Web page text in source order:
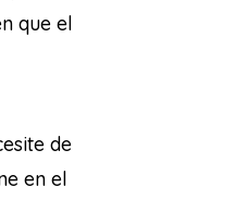
que el
de
en el